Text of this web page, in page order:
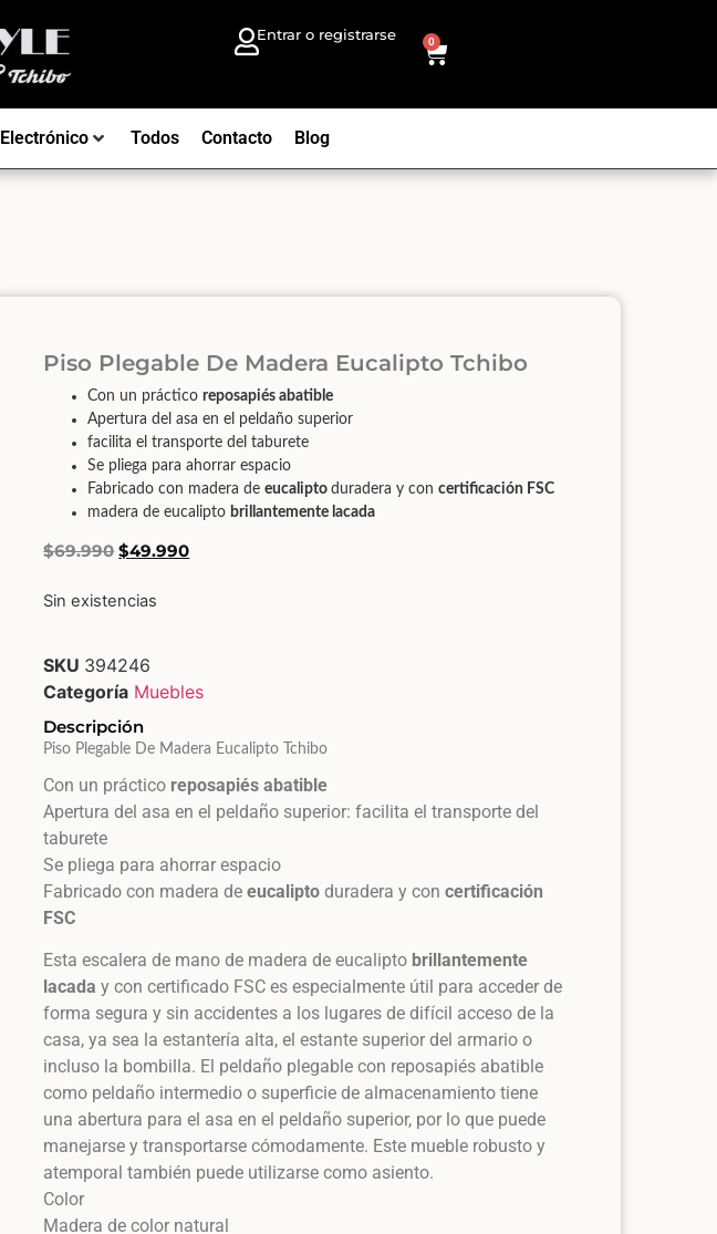
Entrar o registrarse 0
Electrónico Todos Contacto Blog
Piso Plegable De Madera Eucalipto Tchibo
Con un práctico reposapiés abatible
Apertura del asa en el peldaño superior
facilita el transporte del taburete
Se pliega para ahorrar espacio
Fabricado con madera de eucalipto duradera y con certificación FSC
madera de eucalipto brillantemente lacada
$69.990 $49.990
Sin existencias
SKU 394246
Categoría Muebles
Descripción
Piso Plegable De Madera Eucalipto Tchibo
Con un práctico reposapiésabatible
Apertura del asa en el peldaño superior: facilita el transporte del
taburete
Se pliega para ahorrar espacio
Fabricado con madera deeucaliptoduradera y concertificación
FSC
Esta escalera de mano de madera de eucalipto brillantemente
lacada y con certificado FSC es especialmente útil para acceder de
forma segura y sin accidentes a los lugares de difícil acceso de la
casa, ya sea la estantería alta, el estante superior del armario o
incluso la bombilla. El peldaño plegable con reposapiés abatible
como peldaño intermedio o superficie de almacenamiento tiene
una abertura para el asa en el peldaño superior, por lo que puede
manejarse y transportarse cómodamente. Este mueble robusto y
atemporal también puede utilizarse como asiento.
Color
Madera de color natural